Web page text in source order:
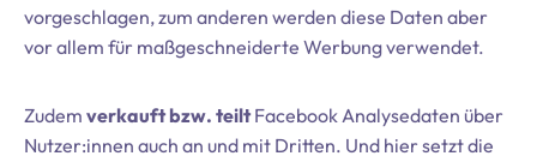
vorgeschlagen, zum anderen werden diese Daten aber
vor allem für maßgeschneiderte Werbung verwendet.
Zudem verkauft bzw. teiltFacebook Analysedaten über
Nutzer:innen auch an und mit Dritten. Und hier setzt die